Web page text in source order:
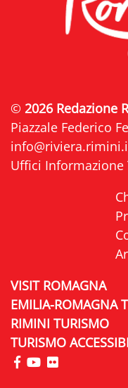
© 2026 Redazione
Piazzale Federico
Uffici Informazione
VISIT ROMAGNA
EMILIA-ROMAGNA
RIMINI TURISMO
TURISMO
visita la pagina
visita la
visita la